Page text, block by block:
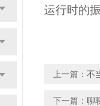
运行时的
上一篇： 不
下一篇： 聊